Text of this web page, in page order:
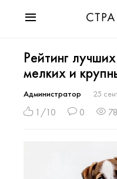
Мода
Звезды
Гороскопы
Здоровье
Рейтинг
мелких и
Администратор 25
1/10 0